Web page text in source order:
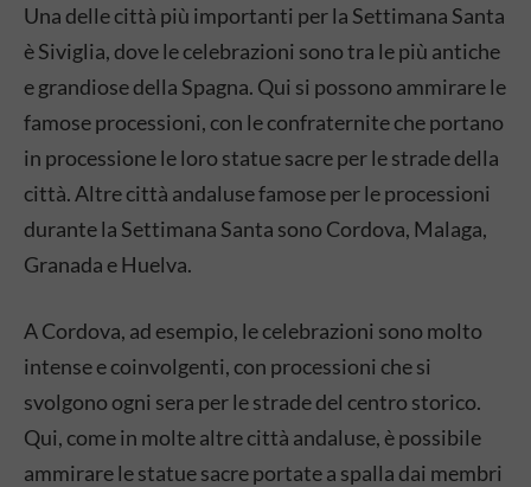
Una delle città più importanti per la Settimana Santa
è Siviglia, dove le celebrazioni sono tra le più antiche
e grandiose della Spagna. Qui si possono ammirare le
famose processioni, con le confraternite che portano
in processione le loro statue sacre per le strade della
città. Altre città andaluse famose per le processioni
durante la Settimana Santa sono Cordova, Malaga,
Granada e Huelva.
A Cordova, ad esempio, le celebrazioni sono molto
intense e coinvolgenti, con processioni che si
svolgono ogni sera per le strade del centro storico.
Qui, come in molte altre città andaluse, è possibile
ammirare le statue sacre portate a spalla dai membri